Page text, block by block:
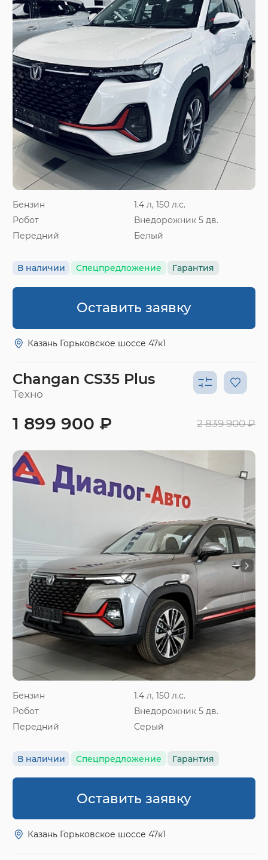
Бензин
1.4 л, 150 л.с.
Робот
Внедорожник 5 дв.
Передний
Белый
В наличии Спецпредложение Гарантия
Оставить заявку
Казань Горьковское шоссе 47к1
Changan CS35 Plus
Техно
Бензин
1.4 л, 150 л.с.
Робот
Внедорожник 5 дв.
Передний
Серый
В наличии Спецпредложение Гарантия
1 899 900 ₽ 2 839 900 ₽
Оставить заявку
Казань Горьковское шоссе 47к1